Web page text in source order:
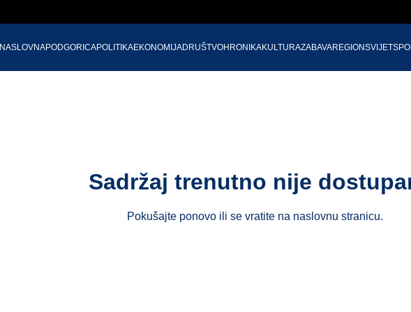
NASLOVNAPODGORICAPOLITIKAEKONOMIJADRUŠTVOHRONIKAKULTURAZABAVAREGIONSVIJET
Sadržaj trenutno nije
Pokušajte ponovo ili se vratite na naslovnu stranicu.